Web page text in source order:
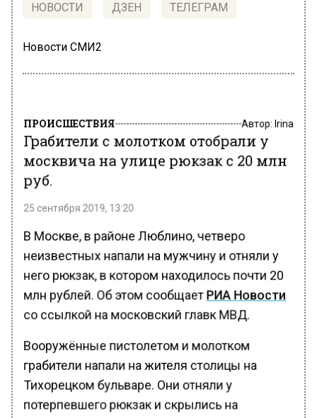
НОВОСТИ ДЗЕН ТЕЛЕГРАМ
Новости СМИ2
ПРОИСШЕСТВИЯ Автор:Irina
Грабители с молотком отобрали у
москвича на улице рюкзак с 20 млн
руб.
25 сентября 2019, 13:20
В Москве, в районе Люблино, четверо
неизвестных напали на мужчину и отняли у
него рюкзак, в котором находилось почти 20
млн рублей. Об этом сообщаетРИА Новости
со ссылкой на московский главк МВД.
Вооружённые пистолетом и молотком
грабители напали на жителя столицы на
Тихорецком бульваре. Они отняли у
потерпевшего рюкзак и скрылись на